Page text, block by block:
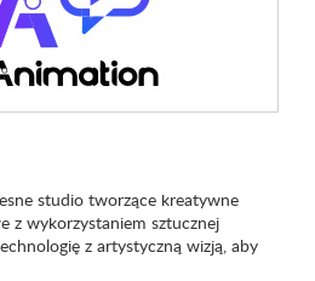
studio tworzące kreatywne
z wykorzystaniem sztucznej
z artystyczną wizją, aby